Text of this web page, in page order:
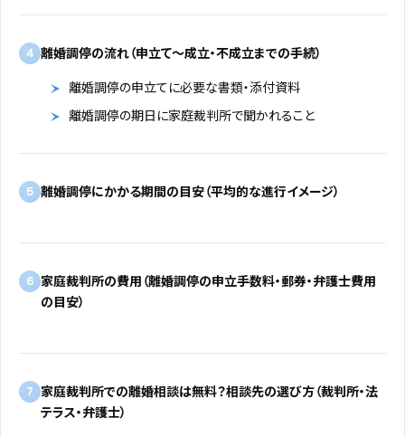
4 離婚調停の流れ（申立て〜成立・不成立までの手続）
離婚調停の申立てに必要な書類・添付資料
離婚調停の期日に家庭裁判所で聞かれること
5 離婚調停にかかる期間の目安（平均的な進行イメージ）
6 家庭裁判所の費用（離婚調停の申立手数料・郵券・弁護士費用
の目安）
7 家庭裁判所での離婚相談は無料？相談先の選び方（裁判所・法
テラス・弁護士）